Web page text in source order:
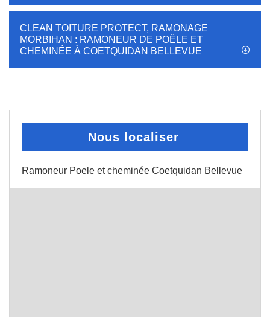
CLEAN TOITURE PROTECT, RAMONAGE
MORBIHAN : RAMONEUR DE POÊLE ET
CHEMINÉE À COETQUIDAN BELLEVUE
Nous localiser
Ramoneur Poele et cheminée Coetquidan Bellevue